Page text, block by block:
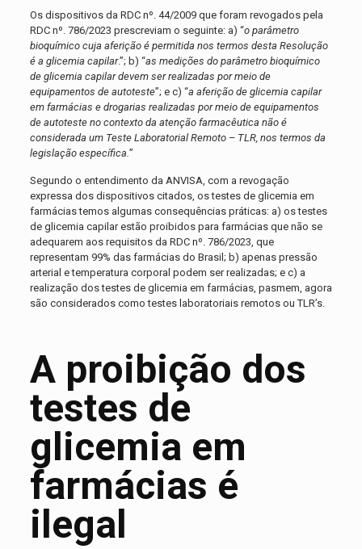
Os dispositivos da RDC nº. 44/2009 que foram revogados pela
RDC nº. 786/2023 prescreviam o seguinte: a) “o parâmetro
bioquímico cuja aferição é permitida nos termos desta Resolução
é a glicemia capilar.”; b) “as medições do parâmetro bioquímico
de glicemia capilar devem ser realizadas por meio de
equipamentos de autoteste”; e c) “a aferição de glicemia capilar
em farmácias e drogarias realizadas por meio de equipamentos
de autoteste no contexto da atenção farmacêutica não é
considerada um Teste Laboratorial Remoto – TLR, nos termos da
legislação específica.”
Segundo o entendimento da ANVISA, com a revogação
expressa dos dispositivos citados, os testes de glicemia em
farmácias temos algumas consequências práticas: a) os testes
de glicemia capilar estão proibidos para farmácias que não se
adequarem aos requisitos da RDC nº. 786/2023, que
representam 99% das farmácias do Brasil; b) apenas pressão
arterial e temperatura corporal podem ser realizadas; e c) a
realização dos testes de glicemia em farmácias, pasmem, agora
são considerados como testes laboratoriais remotos ou TLR’s.
A proibição dos
testes de
glicemia em
farmácias é
ilegal